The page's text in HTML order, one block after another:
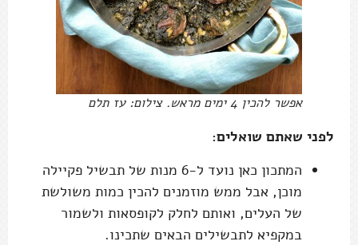
אפשר להכין 4 ימים מראש. צילום: עז תלם
לפני שאתם שואלים:
המתכון כאן נועד ל-6 מנות של תבשיל פקיילה
מוכן, אבל ממש מוזמנים להכין כמות משולשת
של העלים, ואותם לחלק לקופסאות ולשמור
במקפיא לתבשילים הבאים שתכינו.